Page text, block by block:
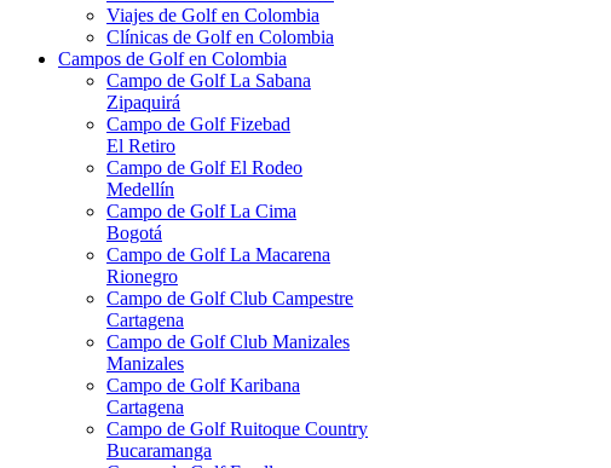
Viajes de Golf en Colombia
Clínicas de Golf en Colombia
Campos de Golf en Colombia
Campo de Golf La Sabana
Zipaquirá
Campo de Golf Fizebad
El Retiro
Campo de Golf El Rodeo
Medellín
Campo de Golf La Cima
Bogotá
Campo de Golf La Macarena
Rionegro
Campo de Golf Club Campestre
Cartagena
Campo de Golf Club Manizales
Manizales
Campo de Golf Karibana
Cartagena
Campo de Golf Ruitoque Country
Bucaramanga